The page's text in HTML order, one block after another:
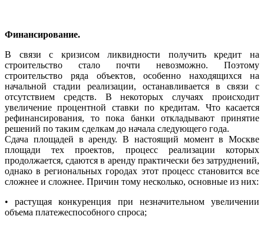
Финансирование.
В связи с кризисом ликвидности получить кредит на
строительство стало почти невозможно. Поэтому
строительство ряда объектов, особенно находящихся на
начальной стадии реализации, останавливается в связи с
отсутствием средств. В некоторых случаях происходит
увеличение процентной ставки по кредитам. Что касается
рефинансирования, то пока банки откладывают принятие
решений по таким сделкам до начала следующего года.
Сдача площадей в аренду. В настоящий момент в Москве
площади тех проектов, процесс реализации которых
продолжается, сдаются в аренду практически без затруднений,
однако в региональных городах этот процесс становится все
сложнее и сложнее. Причин тому несколько, основные из них:
• растущая конкуренция при незначительном увеличении
объема платежеспособного спроса;